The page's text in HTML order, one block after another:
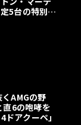
5台の特別コ
AMGの野
6の咆哮を
アクーペ」